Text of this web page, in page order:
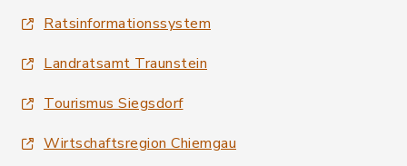
Ratsinformationssystem
Landratsamt Traunstein
Tourismus Siegsdorf
Wirtschaftsregion Chiemgau